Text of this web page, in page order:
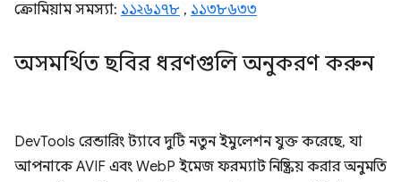
ক্রোমিয়াম সমস্যা: ১১২৬১৭৮ , ১১৩৮৬৩৩
অসমর্থিত ছবির ধরণগুলি অনুকরণ করুন
DevTools রেন্ডারিং ট্যাবে দুটি নতুন ইমুলেশন যুক্ত করেছে, যা
আপনাকে AVIF এবং WebP ইমেজ ফরম্যাট নিষ্ক্রিয় করার অনুমতি